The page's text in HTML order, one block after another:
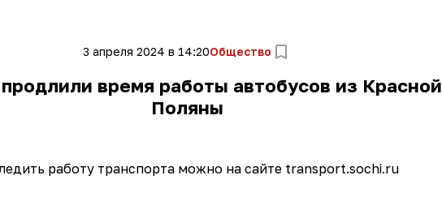
3 апреля 2024 в 14:20Общество
время работы автобусов из Красной
Поляны
работу транспорта можно на сайте transport.sochi.ru